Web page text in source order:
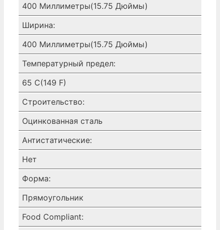
400 Миллиметры(15.75 Дюймы)
Ширина:
400 Миллиметры(15.75 Дюймы)
Температурный предел:
65 C(149 F)
Строительство:
Оцинкованная сталь
Антистатические:
Нет
Форма:
Прямоугольник
Food Compliant: